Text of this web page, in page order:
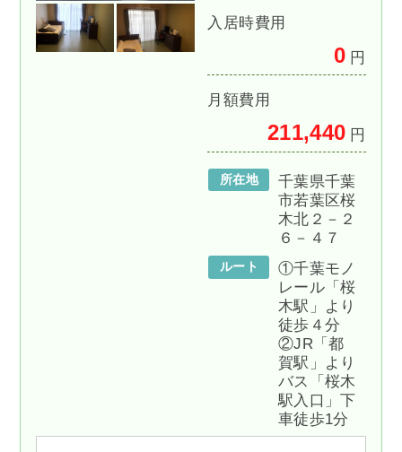
入居時費用
0 円
月額費用
211,440 円
所在地
千葉県千葉
市若葉区桜
木北２－２
６－４７
ルート
①千葉モノ
レール「桜
木駅」より
徒歩４分
②JR「都
賀駅」より
バス「桜木
駅入口」下
車徒歩1分